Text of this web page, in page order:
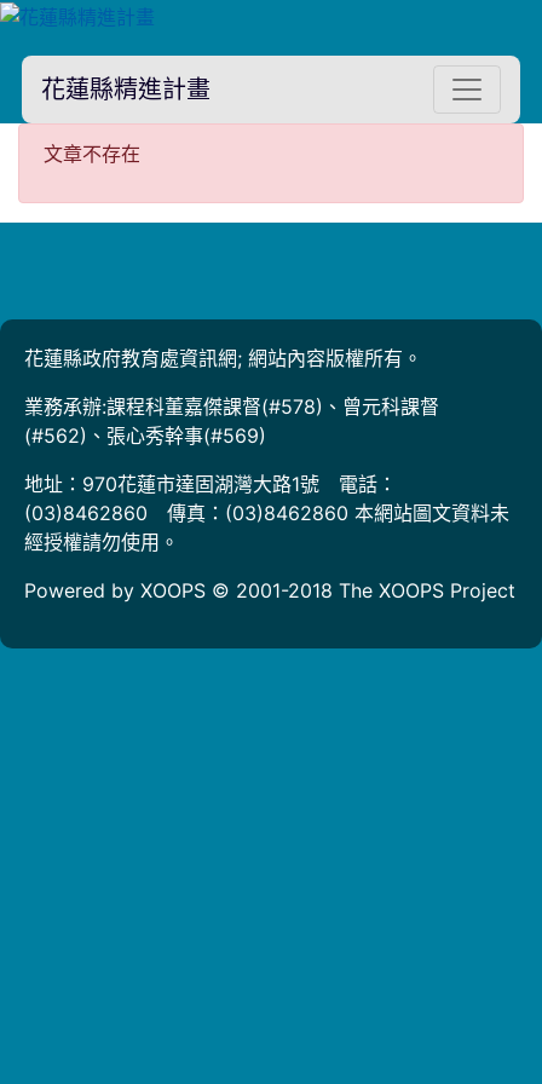
花蓮縣精進計畫
文章不存在
文章不存在
花蓮縣政府教育處資訊網; 網站內容版權所有。
業務承辦:課程科董嘉傑課督(#578)、曾元科課督
(#562)、張心秀幹事(#569)
地址：970花蓮市達固湖灣大路1號 電話：
(03)8462860 傳真：(03)8462860 本網站圖文資料未
經授權請勿使用。
Powered by XOOPS © 2001-2018 The XOOPS Project